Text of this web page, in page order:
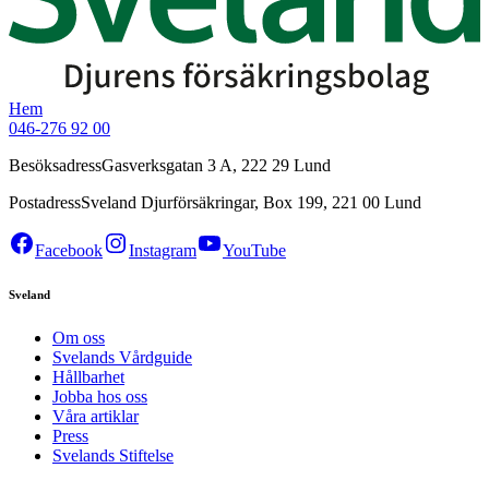
Hem
046-276 92 00
BesöksadressGasverksgatan 3 A, 222 29 Lund
PostadressSveland Djurförsäkringar, Box 199, 221 00 Lund
Facebook Instagram YouTube
Sveland
Om oss
Svelands Vårdguide
Hållbarhet
Jobba hos oss
Våra artiklar
Press
Svelands Stiftelse